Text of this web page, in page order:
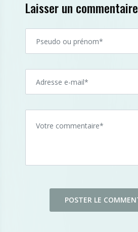
Laisser un commentaire